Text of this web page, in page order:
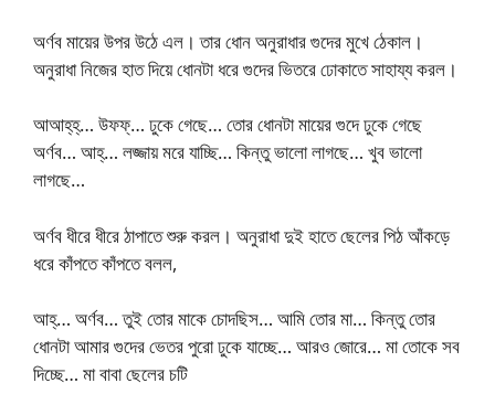
অর্ণব মায়ের উপর উঠে এল। তার ধোন অনুরাধার গুদের মুখে ঠেকাল।
অনুরাধা নিজের হাত দিয়ে ধোনটা ধরে গুদের ভিতরে ঢোকাতে সাহায্য করল।
আআহ্‌হ্‌… উফফ্‌… ঢুকে গেছে… তোর ধোনটা মায়ের গুদে ঢুকে গেছে
অর্ণব… আহ্‌… লজ্জায় মরে যাচ্ছি… কিন্তু ভালো লাগছে… খুব ভালো
লাগছে…
অর্ণব ধীরে ধীরে ঠাপাতে শুরু করল। অনুরাধা দুই হাতে ছেলের পিঠ আঁকড়ে
ধরে কাঁপতে কাঁপতে বলল,
আহ্‌… অর্ণব… তুই তোর মাকে চোদছিস… আমি তোর মা… কিন্তু তোর
ধোনটা আমার গুদের ভেতর পুরো ঢুকে যাচ্ছে… আরও জোরে… মা তোকে সব
দিচ্ছে… মা বাবা ছেলের চটি